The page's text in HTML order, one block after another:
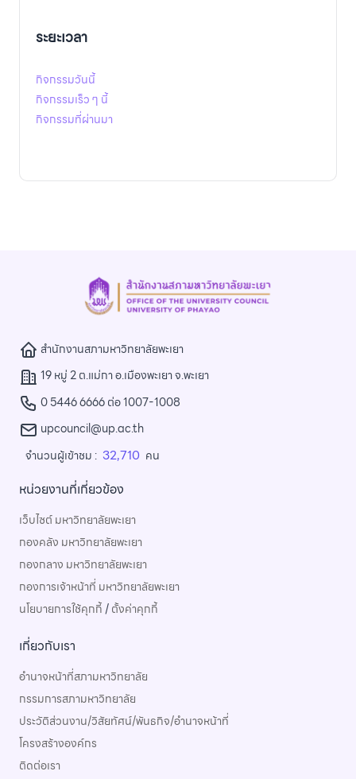
ระยะเวลา
กิจกรรมวันนี้
กิจกรรมเร็ว ๆ นี้
กิจกรรมที่ผ่านมา
สำนักงานสภามหาวิทยาลัยพะเยา
19 หมู่ 2 ต.แม่กา อ.เมืองพะเยา จ.พะเยา
0 5446 6666 ต่อ 1007-1008
upcouncil@up.ac.th
จำนวนผู้เข้าชม : 32,710 คน
หน่วยงานที่เกี่ยวข้อง
เว็บไซต์ มหาวิทยาลัยพะเยา
กองคลัง มหาวิทยาลัยพะเยา
กองกลาง มหาวิทยาลัยพะเยา
กองการเจ้าหน้าที่ มหาวิทยาลัยพะเยา
นโยบายการใช้คุกกี้/ตั้งค่าคุกกี้
เกี่ยวกับเรา
อำนาจหน้าที่สภามหาวิทยาลัย
กรรมการสภามหาวิทยาลัย
ประวัติส่วนงาน/วิสัยทัศน์/พันธกิจ/อำนาจหน้าที่
โครงสร้างองค์กร
ติดต่อเรา